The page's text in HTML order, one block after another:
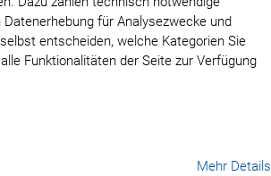
für Analysezwecke und
entscheiden, welche Kategorien Sie
Funktionalitäten der Seite zur Verfügung
Mehr Details